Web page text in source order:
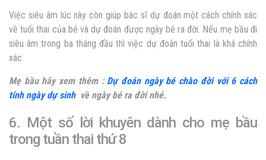
Việc siêu âm lúc này còn giúp bác sĩ dự đoán một cách chính xác
về tuổi thai của bé và dự đoán được ngày bé ra đời. Nếu mẹ bầu đi
siêu âm trong ba tháng đầu thì việc dự đoán tuổi thai là khá chính
xác.
Mẹ bầu hãy xem thêm : Dự đoán ngày bé chào đời với 6 cách
tính ngày dự sinhvề ngày bé ra đời nhé.
6. Một số lời khuyên dành cho mẹ bầu
trong tuần thai thứ 8